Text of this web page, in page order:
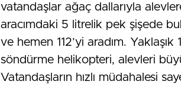
vatandaşlar ağaç dallarıyla
aracımdaki 5 litrelik pek şişede
ve hemen 112’yi aradım.
söndürme helikopteri, alevleri
Vatandaşların hızlı müdahalesi